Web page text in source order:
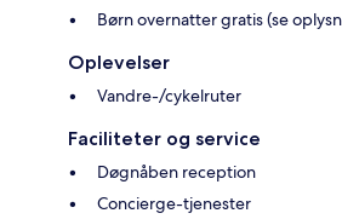
Børn overnatter gratis (se
Oplevelser
Vandre-/cykelruter
Faciliteter og service
Døgnåben reception
Concierge-tjenester